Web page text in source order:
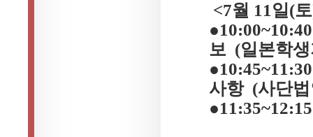
<7월 11일 (토
●
보 (일본학
●
사항(사단
●